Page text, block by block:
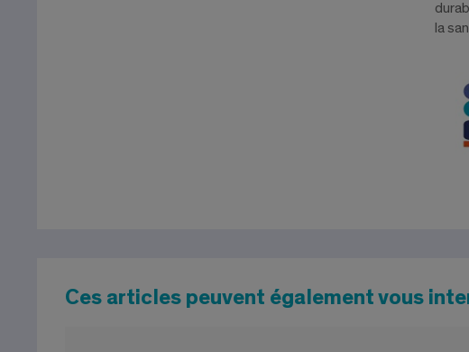
la
Ces articles peuvent également vous